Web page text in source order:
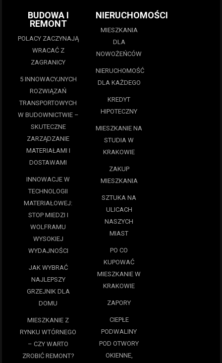
BUDOWA I
REMONT
POLACY ZACZYNAJĄ
WRACAĆ Z
ZAGRANICY
5 INNOWACYJNYCH
ROZWIĄZAŃ
TRANSPORTOWYCH
W BUDOWNICTWIE –
SKUTECZNE
ZARZĄDZANIE
MATERIAŁAMI I
DOSTAWAMI
INNOWACJE W
TECHNOLOGII
MATERIAŁOWEJ:
STOP MIEDZI I
WOLFRAMU
WYSOKIEJ
WYDAJNOŚCI
JAK WYBRAĆ
NAJLEPSZY
GRZEJNIK DLA
DOMU
MIESZKANIE Z
RYNKU WTÓRNEGO
– CZY WARTO
ZROBIĆ REMONT?
NIERUCHOMOŚCI
MIESZKANIA
DLA
NOWOŻEŃCÓW
NIERUCHOMOŚĆ
DLA KAŻDEGO
KREDYT
HIPOTECZNY
MIESZKANIE NA
STUDIA W
KRAKOWIE
ZAKUP
MIESZKANIA
SZTUKA NA
ULICACH
NASZYCH
MIAST
PO CO
KUPOWAĆ
MIESZKANIE W
KRAKOWIE
ZAPORY
CIEPŁE
PODWALINY
POD OTWORY
OKIENNE,